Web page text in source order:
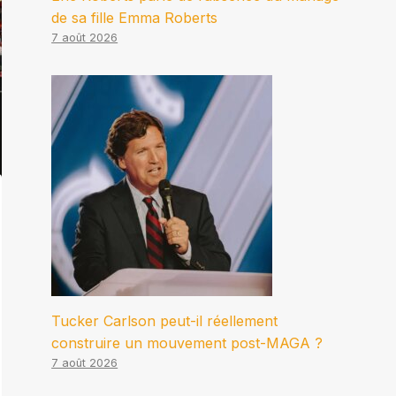
de sa fille Emma Roberts
7 août 2026
Tucker Carlson peut-il réellement
construire un mouvement post-MAGA ?
7 août 2026